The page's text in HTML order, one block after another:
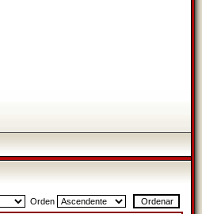
Orden